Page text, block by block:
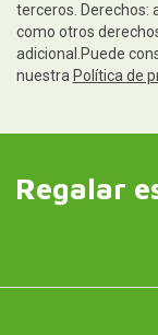
terceros. Derechos:
como otros
adicional.Puede
nuestra Política de
Regalar